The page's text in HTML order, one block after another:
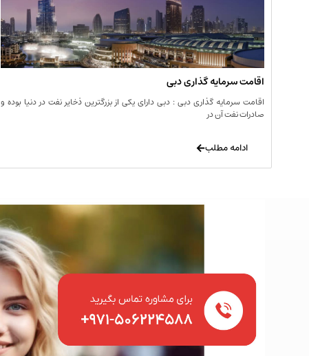
اقامت سرمایه گذاری دبی
اقامت سرمایه گذاری دبی : دبی دارای یکی از بزرگترین ذخایر نفت در دنیا بوده و
صادرات نفت آن در
ادامه مطلب